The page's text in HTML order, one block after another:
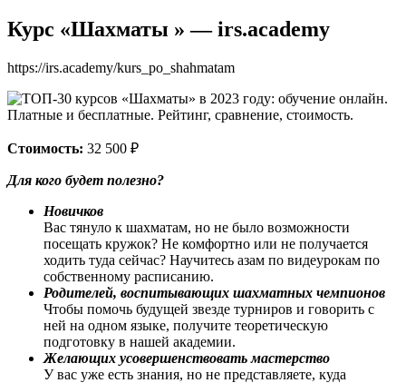
Курс «Шахматы » — irs.academy
https://irs.academy/kurs_po_shahmatam
Стоимость: 32 500 ₽
Для кого будет полезно?
Новичков
Вас тянуло к шахматам, но не было возможности
посещать кружок? Не комфортно или не получается
ходить туда сейчас? Научитесь азам по видеурокам по
собственному расписанию.
Родителей, воспитывающих шахматных чемпионов
Чтобы помочь будущей звезде турниров и говорить с
ней на одном языке, получите теоретическую
подготовку в нашей академии.
Желающих усовершенствовать мастерство
У вас уже есть знания, но не представляете, куда